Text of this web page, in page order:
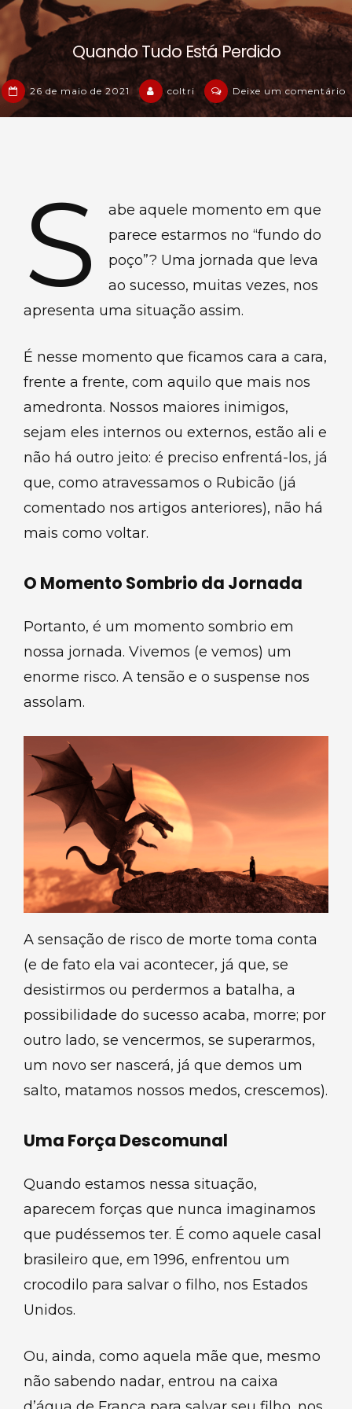
Quando Tudo Está Perdido
26 de maio de 2021 coltri Deixe um comentário
S
abe aquele momento em que
parece estarmos no “fundo do
poço”? Uma jornada que leva
ao sucesso, muitas vezes, nos
apresenta uma situação assim.
É nesse momento que ficamos cara a cara,
frente a frente, com aquilo que mais nos
amedronta. Nossos maiores inimigos,
sejam eles internos ou externos, estão ali e
não há outro jeito: é preciso enfrentá-los, já
que, como atravessamos o Rubicão (já
comentado nos artigos anteriores), não há
mais como voltar.
O Momento Sombrio da Jornada
Portanto, é um momento sombrio em
nossa jornada. Vivemos (e vemos) um
enorme risco. A tensão e o suspense nos
assolam.
A sensação de risco de morte toma conta
(e de fato ela vai acontecer, já que, se
desistirmos ou perdermos a batalha, a
possibilidade do sucesso acaba, morre; por
outro lado, se vencermos, se superarmos,
um novo ser nascerá, já que demos um
salto, matamos nossos medos, crescemos).
Uma Força Descomunal
Quando estamos nessa situação,
aparecem forças que nunca imaginamos
que pudéssemos ter. É como aquele casal
brasileiro que, em 1996, enfrentou um
crocodilo para salvar o filho, nos Estados
Unidos.
Ou, ainda, como aquela mãe que, mesmo
não sabendo nadar, entrou na caixa